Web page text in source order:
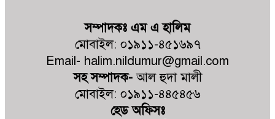
কালিগঞ্জে ট্রাকচাপায় শিশুর মর্মান্তিক মৃত্যু,
ট্রাক জব্দ, চালক আটক
জুলাই গণহত্যায় জড়িত প্রত্যেক ব্যক্তিকে
আইনের আওতায় এনে দ্রুত, নিরপেক্ষ ও
স্বচ্ছ বিচার নিশ্চিত করতে হবে- মাহবুবুল
সম্পাদকঃ এম এ হালিম
মোবাইল: ০১৯১১-৪৫১৬৯৭
Email- halim.nildumur@gmail.com
সহ সম্পাদক-আল হুদা মালী
মোবাইল: ০১৯১১-৪৪৫৪৫৬
হেড অফিসঃ